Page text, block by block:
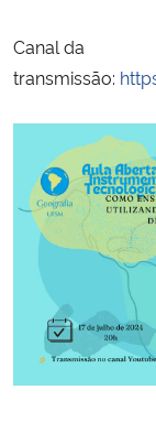
Gabinete de Segurança
Banco Central do Brasil
Planalto
Canal da
transmissão: